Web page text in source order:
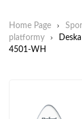
Home Page
platformy
4501-WH